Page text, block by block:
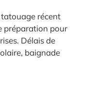
récent
préparation pour
Délais de
baignade